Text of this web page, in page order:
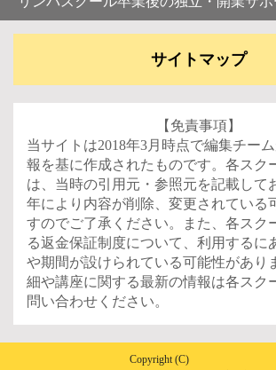
サイトマップ
【免責事項】
当サイトは2018年3月時点で編集チー
報を基に作成されたものです。各スク
は、当時の引用元・参照元を記載して
年により内容が削除、変更されている
すのでご了承ください。また、各スク
る返金保証制度について、利用するに
や期間が設けられている可能性があり
細や講座に関する最新の情報は各スク
問い合わせください。
Copyright (C)